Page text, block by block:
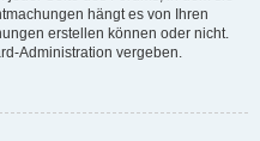
hängt es von Ihren
erstellen können oder nicht.
Administration vergeben.